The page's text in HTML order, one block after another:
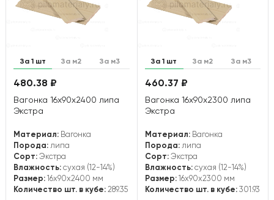
За 1 шт За м2 За м3
480.38 ₽
Вагонка 16х90х2400 липа
Экстра
Материал: Вагонка
Порода: липа
Сорт: Экстра
Влажность: сухая (12-14%)
Размер: 16x90x2400 мм
Количество шт. в кубе: 289.35
За 1 шт За м2 За м3
460.37 ₽
Вагонка 16х90х2300 липа
Экстра
Материал:Вагонка
Порода:липа
Сорт:Экстра
Влажность:сухая (12-14%)
Размер:16x90x2300 мм
Количество шт. в кубе:301.93